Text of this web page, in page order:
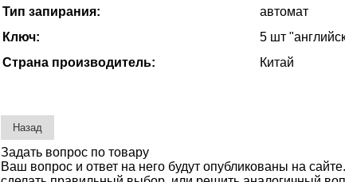
Тип запирания:
автомат
Ключ:
5 шт
Страна производитель:
Китай
Задать вопрос по товару
Ваш вопрос и ответ на него будут опубликованы на